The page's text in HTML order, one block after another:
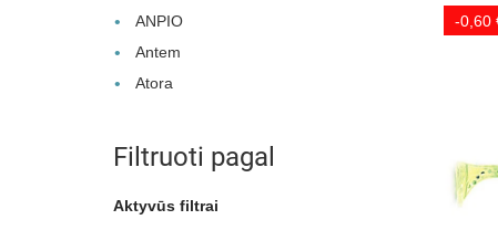
-0,60
ANPIO
Antem
Atora
Filtruoti pagal
Aktyvūs filtrai